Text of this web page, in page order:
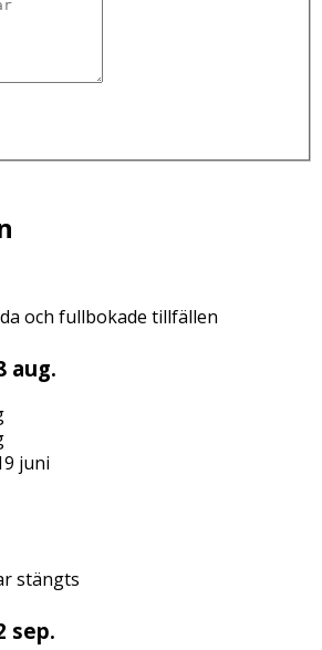
och fullbokade tillfällen
aug.
juni
stängts
sep.